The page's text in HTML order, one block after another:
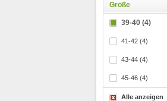
Größe
39-40 (4)
41-42 (4)
43-44 (4)
45-46 (4)
Alle anzeigen